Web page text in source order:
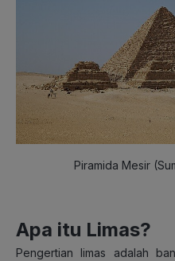
Piramida Mesir
Apa itu Limas?
Pengertian limas adalah